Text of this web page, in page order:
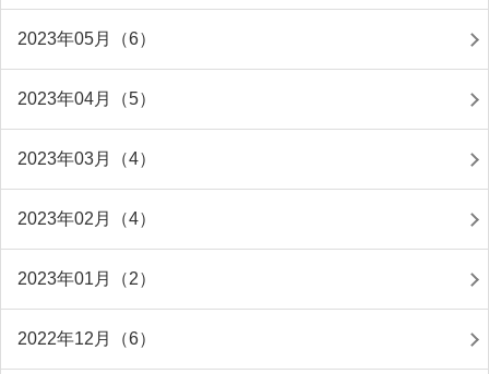
2023年05月（6）
2023年04月（5）
2023年03月（4）
2023年02月（4）
2023年01月（2）
2022年12月（6）